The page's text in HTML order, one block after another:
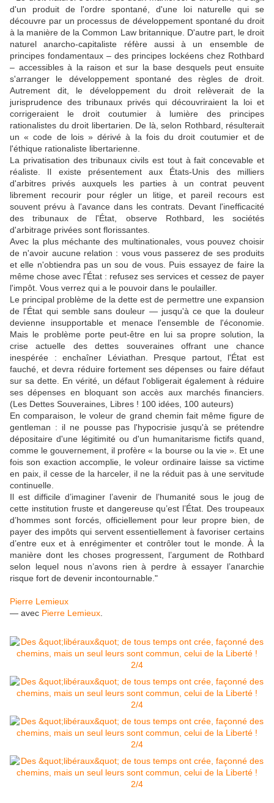
d'un produit de l'ordre spontané, d'une loi naturelle qui se
découvre par un processus de développement spontané du droit
à la manière de la Common Law britannique. D'autrepart, le droit
naturel anarcho-capitaliste réfère aussi à un ensemble de
principes fondamentaux – des principes lockéens chez Rothbard
– accessibles à la raison et sur la base desquels peut ensuite
s'arranger le développement spontané des règles de droit.
Autrement dit, le développement du droit relèverait de la
jurisprudence des tribunaux privés qui découvriraient la loi et
corrigeraient le droit coutumier à lumière des principes
rationalistes du droit libertarien. De là, selon Rothbard, résulterait
un « code de lois » dérivé à la fois du droit coutumier et de
l'éthique rationaliste libertarienne.
La privatisation des tribunaux civils est tout à fait concevable et
réaliste. Il existe présentement aux États-Unis des milliers
d'arbitres privés auxquels les parties à un contrat peuvent
librement recourir pour régler un litige, et pareil recours est
souvent prévu à l'avance dans les contrats. Devant l'inefficacité
des tribunaux de l'État, observe Rothbard, les sociétés
d'arbitrage privées sont florissantes.
Avec la plus méchante des multinationales, vous pouvez choisir
de n'avoir aucune relation : vous vous passerez de ses produits
et elle n'obtiendra pas un sou de vous. Puis essayez de faire la
même chose avec l'État : refusez ses services et cessez de payer
l'impôt. Vous verrez qui a le pouvoir dans le poulailler.
Le principal problème de la dette est de permettre une expansion
de l'État qui semble sans douleur — jusqu'à ce que la douleur
devienne insupportable et menace l'ensemble de l'économie.
Mais le problème porte peut-être en lui sa propre solution, la
crise actuelle des dettes souveraines offrant une chance
inespérée : enchaîner Léviathan. Presque partout, l'État est
fauché, et devra réduire fortement ses dépenses ou faire défaut
sur sa dette. En vérité, un défaut l'obligerait également à réduire
ses dépenses en bloquant son accès aux marchés financiers.
(Les Dettes Souveraines, Libres ! 100 idées, 100 auteurs)
En comparaison, le voleur de grand chemin fait même figure de
gentleman : il ne pousse pas l'hypocrisie jusqu'à se prétendre
dépositaire d'une légitimité ou d'un humanitarisme fictifs quand,
comme le gouvernement, il profère « la bourse ou la vie ». Et une
fois son exaction accomplie, le voleur ordinaire laisse sa victime
en paix, il cesse de la harceler, il ne la réduit pas à une servitude
continuelle.
Il est difficile d’imaginer l’avenir de l’humanité sous le joug de
cette institution fruste et dangereuse qu’est l’État. Des troupeaux
d’hommes sont forcés, officiellement pour leur propre bien, de
payer des impôts qui servent essentiellement à favoriser certains
d’entre eux et à enrégimenter et contrôler tout le monde. À la
manière dont les choses progressent, l’argument de Rothbard
selon lequel nous n’avons rien à perdre à essayer l’anarchie
risque fort de devenir incontournable."
Pierre Lemieux
— avec Pierre Lemieux